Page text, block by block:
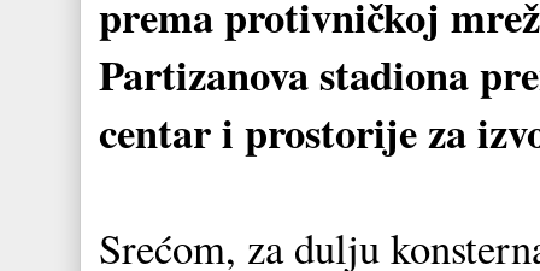
prema protivničkoj
Partizanova stadiona
centar i prostorije za
Srećom, za dulju